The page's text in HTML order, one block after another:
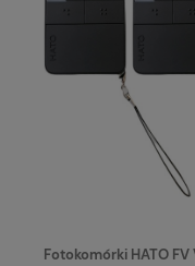
Fotokomórki HATO